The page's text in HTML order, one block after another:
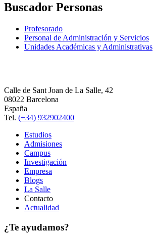
Buscador Personas
Profesorado
Personal de Administración y Servicios
Unidades Académicas y Administrativas
Calle de Sant Joan de La Salle, 42
08022 Barcelona
España
Tel. (+34) 932902400
Estudios
Admisiones
Campus
Investigación
Empresa
Blogs
La Salle
Contacto
Actualidad
¿Te ayudamos?